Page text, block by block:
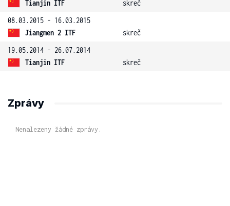
Tianjin ITF
skreč
08.03.2015 - 16.03.2015
Jiangmen 2 ITF
skreč
19.05.2014 - 26.07.2014
Tianjin ITF
skreč
Zprávy
Nenalezeny žádné zprávy.